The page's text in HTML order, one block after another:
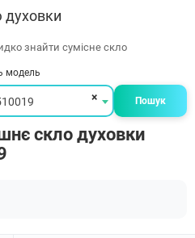
духовки
знайти сумісне скло
модель
× Пошук
скло духовки